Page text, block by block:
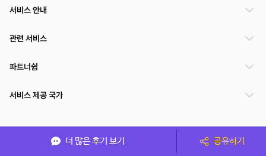
더 많은 후기 보기 공유하기
서비스 안내
관련 서비스
파트너쉽
서비스 제공 국가
(주)NSPACE 사업자정보